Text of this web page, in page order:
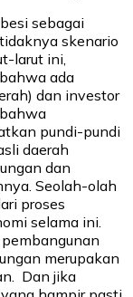
sebagai
skenario
larut ini,
ada
dan investor
pundi-pundi
daerah
dan
Seolah-olah
proses
selama ini.
merupakan
Dan jika